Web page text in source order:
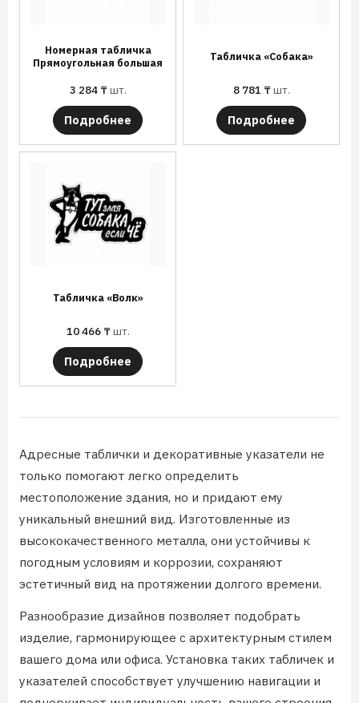
Номерная табличка
Прямоугольная большая
3 284 ₸шт.
Подробнее
Табличка «Собака»
8 781 ₸шт.
Подробнее
Табличка «Волк»
10 466 ₸шт.
Подробнее
Адресные таблички и декоративные указатели не
только помогают легко определить
местоположение здания, но и придают ему
уникальный внешний вид. Изготовленные из
высококачественного металла, они устойчивы к
погодным условиям и коррозии, сохраняют
эстетичный вид на протяжении долгого времени.
Разнообразие дизайнов позволяет подобрать
изделие, гармонирующее с архитектурным стилем
вашего дома или офиса. Установка таких табличек и
указателей способствует улучшению навигации и